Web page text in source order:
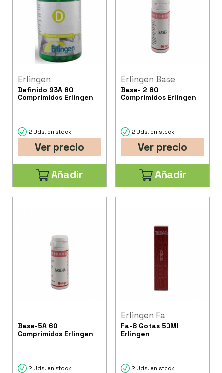
Erlingen
Definido 93A 60
Comprimidos Erlingen
2 Uds. en stock
Ver precio
Añadir
Erlingen Base
Base- 2 60
Comprimidos Erlingen
2 Uds. en stock
Ver precio
Añadir
Base-5A 60
Comprimidos Erlingen
2 Uds. en stock
Erlingen Fa
Fa-8 Gotas 50Ml
Erlingen
2 Uds. en stock